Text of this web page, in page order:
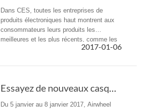
Dans CES, toutes les entreprises de
produits électroniques haut montrent aux
consommateurs leurs produits les
meilleures et les plus récents, comme les
plus récents téléphones intelligents haut la
2017-01-06
Essayez de nouveaux casques Airwheel sur plac...
Du 5 janvier au 8 janvier 2017, Airwheel